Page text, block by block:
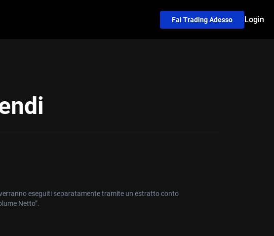
Fai Trading Adesso Login
eseguiti separatamente tramite un estratto conto
Netto”.